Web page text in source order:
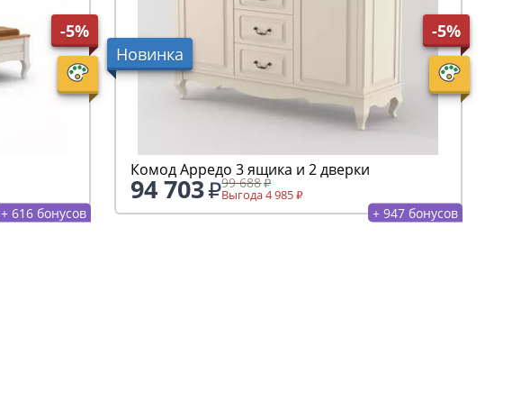
-5%
+ 616 бонусов
Новинка
-5%
Комод Арредо 3 ящика и 2 дверки
94 703 99 688
Выгода 4 985
+ 947 бонусов